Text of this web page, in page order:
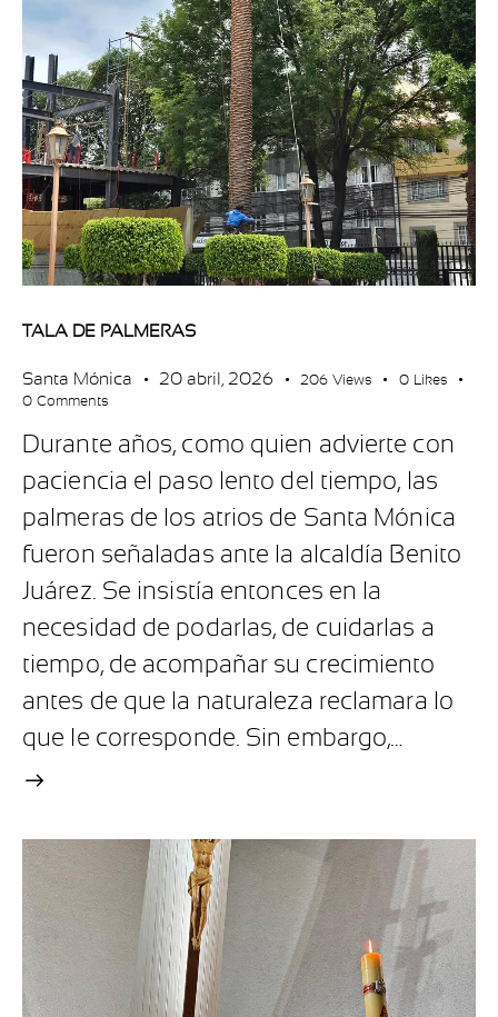
TALA DE PALMERAS
Santa Mónica 20 abril, 2026 206 Views 0 Likes
0 Comments
Durante años, como quien advierte con
paciencia el paso lento del tiempo, las
palmeras de los atrios de Santa Mónica
fueron señaladas ante la alcaldía Benito
Juárez. Se insistía entonces en la
necesidad de podarlas, de cuidarlas a
tiempo, de acompañar su crecimiento
antes de que la naturaleza reclamara lo
que le corresponde. Sin embargo,…